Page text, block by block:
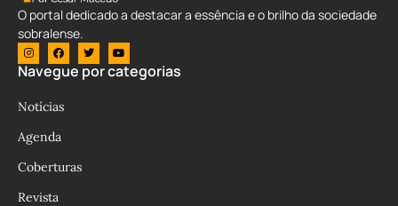
O portal dedicado a destacar a essência e o brilho da sociedade
sobralense.
Navegue por categorias
Notícias
Agenda
Coberturas
Revista